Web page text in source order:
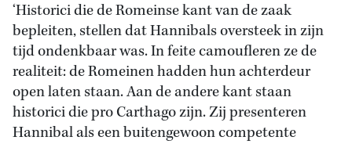
‘Historici die de Romeinse kant van de zaak
bepleiten, stellen dat Hannibals oversteek in zijn
tijd ondenkbaar was. In feite camoufleren ze de
realiteit: de Romeinen hadden hun achterdeur
open laten staan. Aan de andere kant staan
historici die pro Carthago zijn. Zij presenteren
Hannibal als een buitengewoon competente